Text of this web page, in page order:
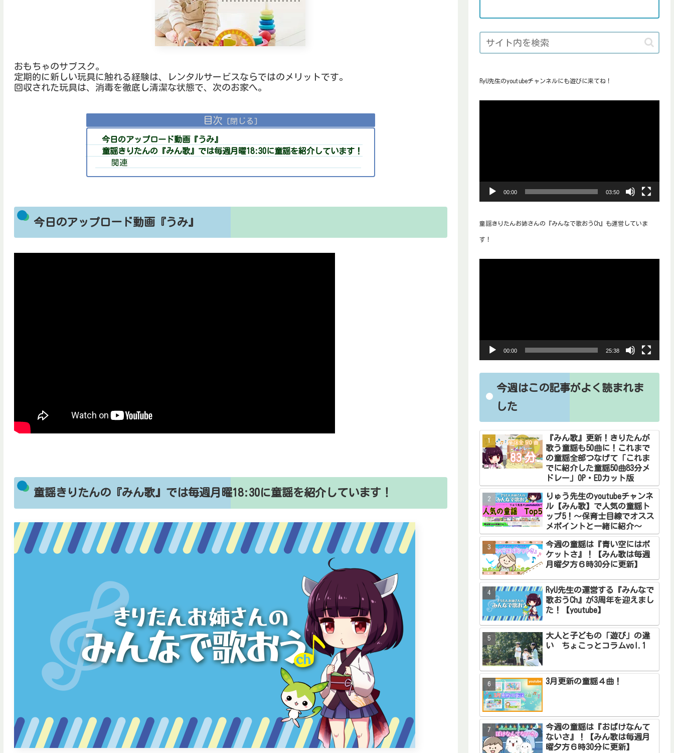
おもちゃのサブスク。
定期的に新しい玩具に触れる経験は、レンタルサービスならではのメリットです。
回収された玩具は、消毒を徹底し清潔な状態で、次のお家へ。
目次
今日のアップロード動画『うみ』
童謡きりたんの『みん歌』では毎週月曜18:30に童謡を紹介しています！
関連
今日のアップロード動画『うみ』
童謡きりたんの『みん歌』では毎週月曜18:30に童謡を紹介しています！
RyU先生のyoutubeチャンネルにも遊びに来てね！
ー
00:00 03:50
童謡きりたんお姉さんの『みんなで歌おうCh』も運営していま
す！
ー
00:00 25:38
今週はこの記事がよく読まれま
した
『みん歌』更新！きりたんが
歌う童謡も50曲に！これまで
の童謡全部つなげて「これま
でに紹介した童謡50曲83分メ
ドレー」OP・EDカット版
りゅう先生のyoutubeチャンネ
ル【みん歌】で人気の童謡ト
ップ5！～保育士目線でオスス
メポイントと一緒に紹介～
今週の童謡は『青い空にはポ
ケットさ』！【みん歌は毎週
月曜夕方６時30分に更新】
RyU先生の運営する『みんなで
歌おうCh』が3周年を迎えまし
た！【youtube】
大人と子どもの「遊び」の違
い ちょこっとコラムvol.1
3月更新の童謡４曲！
今週の童謡は『おばけなんて
ないさ』！【みん歌は毎週月
曜夕方６時30分に更新】